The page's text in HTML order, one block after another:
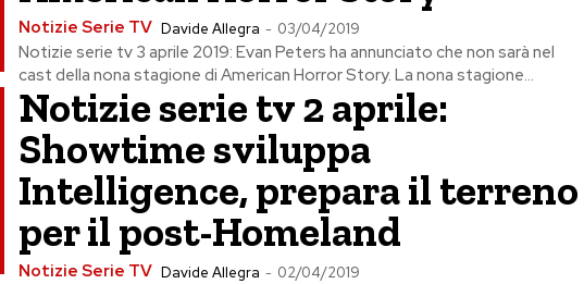
Notizie Serie TV Davide Allegra - 03/04/2019
Notizie serie tv 3 aprile 2019: Evan Peters ha annunciato che non sarà nel
cast della nona stagione di American Horror Story. La nona stagione...
Notizie serie tv 2 aprile:
Showtime sviluppa
Intelligence, prepara il terreno
per il post-Homeland
Notizie Serie TV Davide Allegra - 02/04/2019